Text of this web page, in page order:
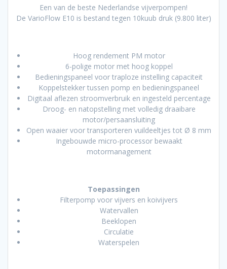
Een van de beste Nederlandse vijverpompen!
De VarioFlow E10 is bestand tegen 10kuub druk (9.800 liter)
Hoog rendement PM motor
6-polige motor met hoog koppel
Bedieningspaneel voor traploze instelling capaciteit
Koppelstekker tussen pomp en bedieningspaneel
Digitaal aflezen stroomverbruik en ingesteld percentage
Droog- en natopstelling met volledig draaibare
motor/persaansluiting
Open waaier voor transporteren vuildeeltjes tot Ø 8 mm
Ingebouwde micro-processor bewaakt
motormanagement
Toepassingen
Filterpomp voor vijvers en koivijvers
Watervallen
Beeklopen
Circulatie
Waterspelen